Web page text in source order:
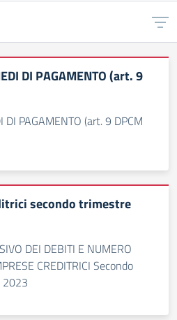
DI PAGAMENTO (art. 9
DI PAGAMENTO (art. 9 DPCM
secondo trimestre
DEI DEBITI E NUMERO
CREDITRICI Secondo
2023